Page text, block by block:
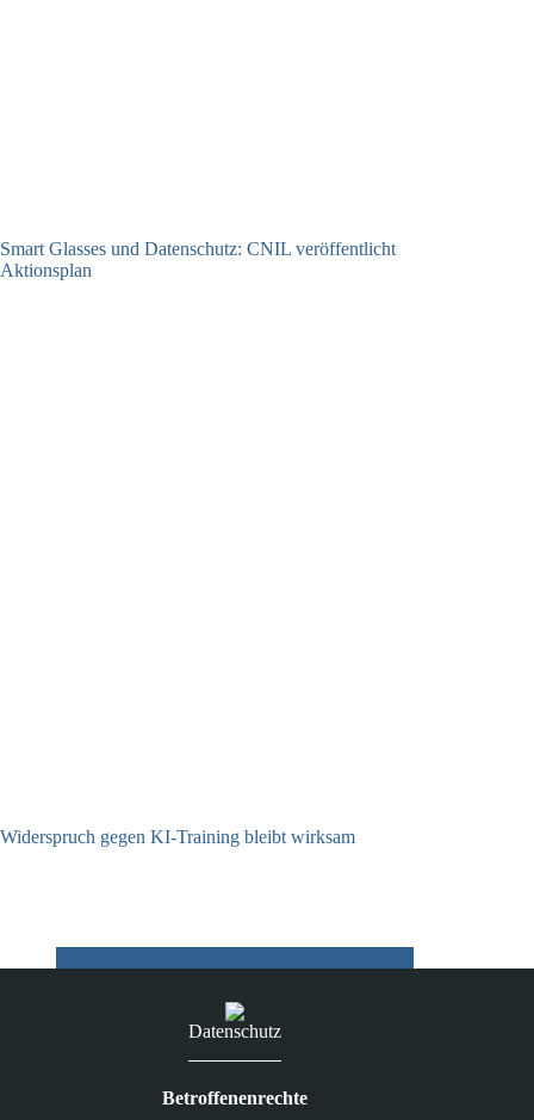
Smart Glasses und Datenschutz: CNIL veröffentlicht
Aktionsplan
Widerspruch gegen KI-Training bleibt wirksam
Datenschutz
Betroffenenrechte